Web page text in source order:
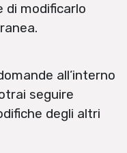
di modificarlo
all’interno
seguire
degli altri